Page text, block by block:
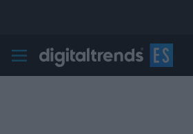
Digital Trends Español